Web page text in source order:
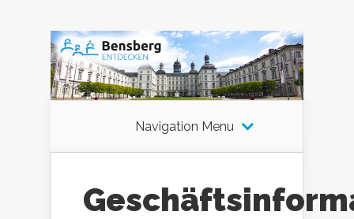
Navigation Menu